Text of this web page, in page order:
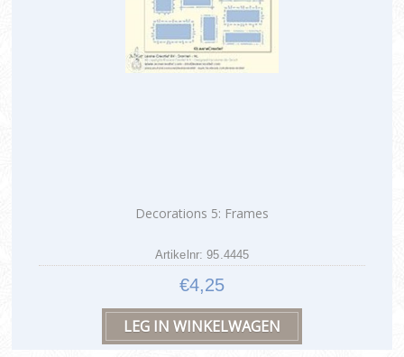
Decorations 5: Frames
Artikelnr: 95.4445
€4,25